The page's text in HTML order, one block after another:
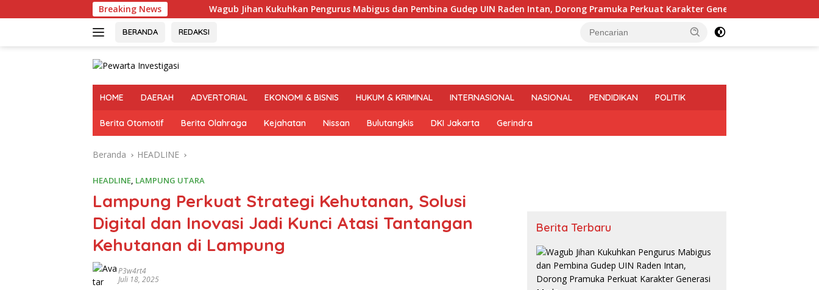
ke
Breaking NewsWagub Jihan Kukuhkan Pengurus Mabigus dan Pembina Gudep UIN Raden Intan, Dorong Pramuka Perkuat Karakter Generasi Muda
BERANDA REDAKSI
HOME DAERAH ADVERTORIAL EKONOMI & BISNIS HUKUM & KRIMINAL INTERNASIONAL NASIONAL PENDIDIKAN POLITIK
Berita Otomotif Berita Olahraga Kejahatan Nissan Bulutangkis DKI Jakarta Gerindra
Beranda HEADLINE
HEADLINE, LAMPUNG UTARA
Lampung Perkuat Strategi Kehutanan, Solusi
Digital dan Inovasi Jadi Kunci Atasi Tantangan
Kehutanan di Lampung
P3w4rt4
Juli 18, 2025
Berita Terbaru